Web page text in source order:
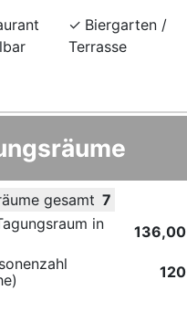
Biergarten /
Terrasse
gesamt 7
in
136,00
120